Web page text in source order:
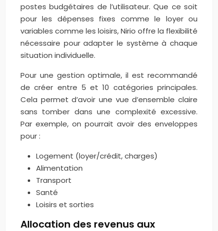
postes budgétaires de l’utilisateur. Que ce soit
pour les dépenses fixes comme le loyer ou
variables comme les loisirs, Nirio offre la flexibilité
nécessaire pour adapter le système à chaque
situation individuelle.
Pour une gestion optimale, il est recommandé
de créer entre 5 et 10 catégories principales.
Cela permet d’avoir une vue d’ensemble claire
sans tomber dans une complexité excessive.
Par exemple, on pourrait avoir des enveloppes
pour :
Logement (loyer/crédit, charges)
Alimentation
Transport
Santé
Loisirs et sorties
Allocation des revenus aux